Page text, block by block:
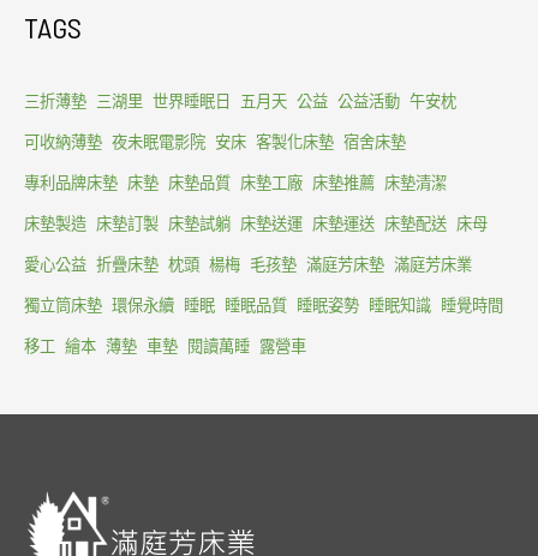
TAGS
三折薄墊 三湖里 世界睡眠日 五月天 公益 公益活動 午安枕
可收納薄墊 夜未眠電影院 安床 客製化床墊 宿舍床墊
專利品牌床墊 床墊 床墊品質 床墊工廠 床墊推薦 床墊清潔
床墊製造 床墊訂製 床墊試躺 床墊送運 床墊運送 床墊配送 床母
愛心公益 折疊床墊 枕頭 楊梅 毛孩墊 滿庭芳床墊 滿庭芳床業
獨立筒床墊 環保永續 睡眠 睡眠品質 睡眠姿勢 睡眠知識 睡覺時間
移工 繪本 薄墊 車墊 閱讀萬睡 露營車